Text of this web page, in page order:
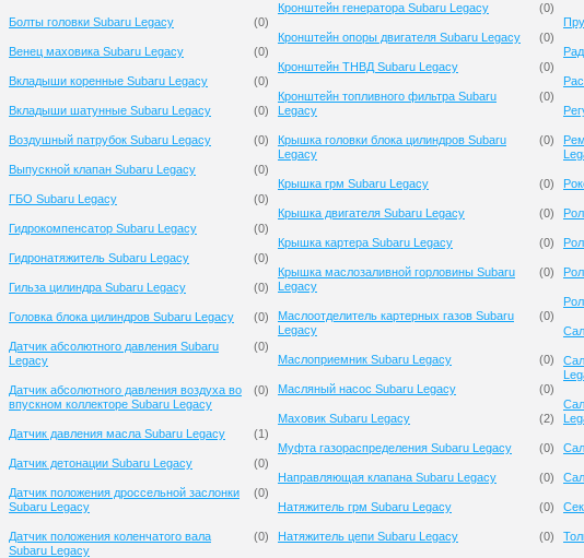
Болты головки Subaru Legacy (0)
Венец маховика Subaru Legacy (0)
Вкладыши коренные Subaru Legacy (0)
Вкладыши шатунные Subaru Legacy (0)
Воздушный патрубок Subaru Legacy (0)
Выпускной клапан Subaru Legacy (0)
ГБО Subaru Legacy (0)
Гидрокомпенсатор Subaru Legacy (0)
Гидронатяжитель Subaru Legacy (0)
Гильза цилиндра Subaru Legacy (0)
Головка блока цилиндров Subaru Legacy (0)
Датчик абсолютного давления Subaru
Legacy
(0)
Датчик абсолютного давления воздуха во
впускном коллекторе Subaru Legacy
(0)
Датчик давления масла Subaru Legacy (1)
Датчик детонации Subaru Legacy (0)
Датчик положения дроссельной заслонки
Subaru Legacy
(0)
Датчик положения коленчатого вала
Subaru Legacy
(0)
Кронштейн генератора Subaru Legacy (0)
Кронштейн опоры двигателя Subaru Legacy (0)
Кронштейн ТНВД Subaru Legacy (0)
Кронштейн топливного фильтра Subaru
Legacy
(0)
Крышка головки блока цилиндров Subaru
Legacy
(0)
Крышка грм Subaru Legacy (0)
Крышка двигателя Subaru Legacy (0)
Крышка картера Subaru Legacy (0)
Крышка маслозаливной горловины Subaru
Legacy
(0)
Маслоотделитель картерных газов Subaru
Legacy
(0)
Маслоприемник Subaru Legacy (0)
Масляный насос Subaru Legacy (0)
Маховик Subaru Legacy (2)
Муфта газораспределения Subaru Legacy (0)
Направляющая клапана Subaru Legacy (0)
Натяжитель грм Subaru Legacy (0)
Натяжитель цепи Subaru Legacy (0)